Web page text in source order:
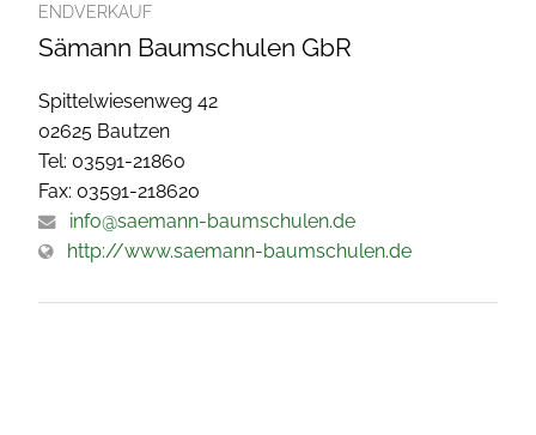
ENDVERKAUF
Sämann Baumschulen GbR
Spittelwiesenweg 42
02625 Bautzen
Tel: 03591-21860
Fax: 03591-218620
info@saemann-baumschulen.de
http://www.saemann-baumschulen.de